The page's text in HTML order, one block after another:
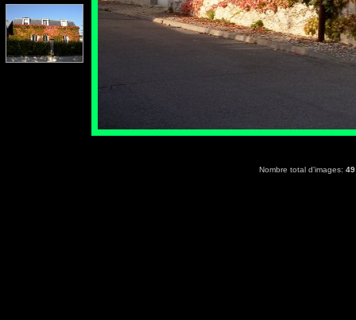
Nombre total d'images: 49